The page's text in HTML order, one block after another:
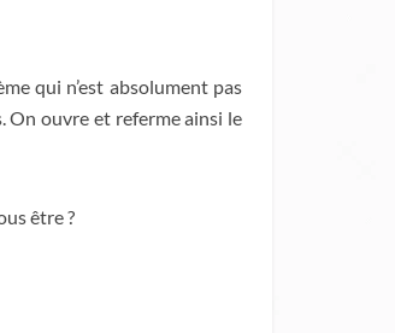
qui n’est absolument pas
On ouvre et referme ainsi le
être ?